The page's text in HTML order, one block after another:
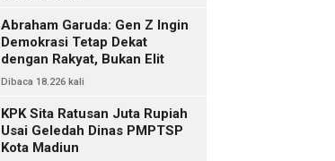
Abraham Garuda: Gen Z Ingin
Demokrasi Tetap Dekat
dengan Rakyat, Bukan Elit
Dibaca 18.226 kali
KPK Sita Ratusan Juta Rupiah
Usai Geledah Dinas PMPTSP
Kota Madiun